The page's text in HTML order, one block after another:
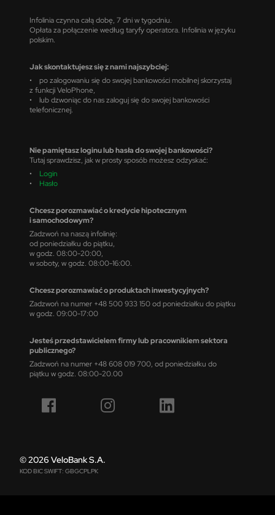
Infolinia czynna całą dobę, 7 dni w tygodniu.
Opłata za połączenie według taryfy operatora. Infolinia w języku
polskim.
Jak skontaktujesz się z nami najszybciej:
• po zalogowaniu się do swojej bankowości mobilnej skorzystaj
z funkcji VeloPhone,
• lub dzwoniąc do nas zaloguj się do swojej bankowości
telefonicznej.
Nie pamiętasz loginu lub hasła do swojej bankowości?
Tutaj sprawdzisz, jak w prosty sposób możesz odzyskać:
• Login
• Hasło
Chcesz porozmawiać o kredycie hipotecznym
i samochodowym?
Zadzwoń na naszą infolinię:
od poniedziałku do piątku,
w godz. 08:00-20:00,
w soboty, w godz. 08:00-16:00.
Chcesz porozmawiać o produktach inwestycyjnych?
Zadzwoń na numer +48 500 933 150 od poniedziałku do piątku
w godz. 09:00-17:00
Jesteś przedstawicielem firmy lub pracownikiem sektora
publicznego?
Zadzwoń na numer +48 608 019 700, od poniedziałku do
piątku w godz. 08:00-20.00
© 2026 VeloBank S.A.
KOD BIC SWIFT: GBGCPLPK